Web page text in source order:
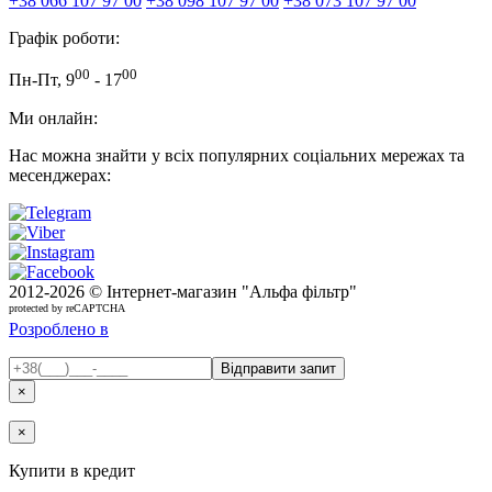
Графік роботи:
Пн-Пт, 900 - 1700
Ми онлайн:
Нас можна знайти у всіх популярних соціальних мережах та
месенджерах:
2012-2026 © Інтернет-магазин "Альфа фільтр"
protected by reCAPTCHA
Розроблено в
×
×
Купити в кредит